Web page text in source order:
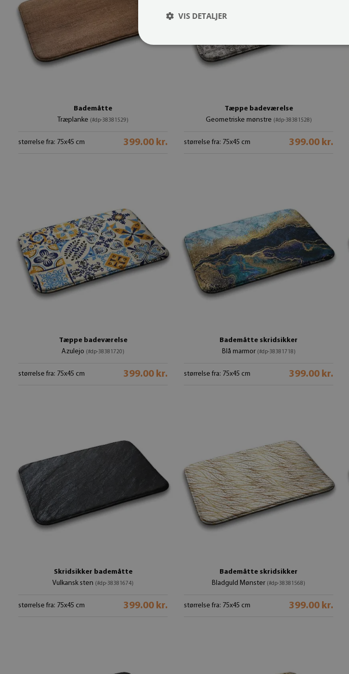
Bademåtte
Træplanke (#dp-38381529)
størrelse fra: 75x45 cm 399.00 kr.
Tæppe badeværelse
Geometriske mønstre (#dp-38381528)
størrelse fra: 75x45 cm 399.00 kr.
Tæppe badeværelse
Azulejo (#dp-38381720)
størrelse fra: 75x45 cm 399.00 kr.
Bademåtte skridsikker
Blå marmor (#dp-38381718)
størrelse fra: 75x45 cm 399.00 kr.
Skridsikker bademåtte
Vulkansk sten (#dp-38381674)
størrelse fra: 75x45 cm 399.00 kr.
Bademåtte skridsikker
Bladguld Mønster (#dp-38381568)
størrelse fra: 75x45 cm 399.00 kr.
VIS DETALJER